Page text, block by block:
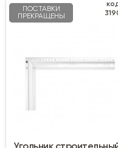
ПОСТАВКИ
ПРЕКРАЩЕНЫ